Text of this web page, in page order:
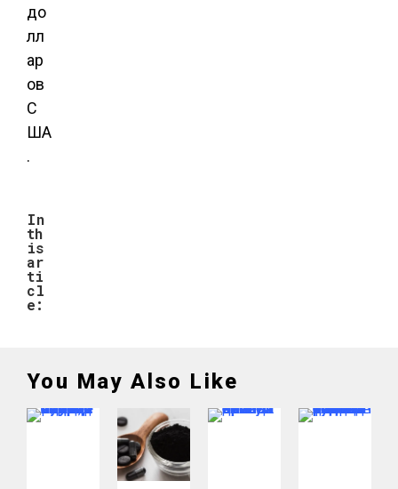
до
лл
ар
ов
С
ША
.
In
th
is
ar
ti
cl
e:
You May Also Like